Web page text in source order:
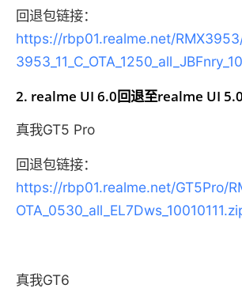
回退包链接：
https://rbp01.realme.net/
2. realme UI 6.0回退至realme UI 5.0
真我GT5 Pro
回退包链接：
https://rbp01.realme.net/GT5Pro/
真我GT6